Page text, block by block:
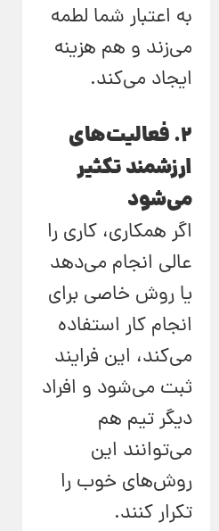
به اعتبار شما لطمه
می‌زند و هم هزینه
ایجاد می‌کند.
2. فعالیت‌های
ارزشمند تکثیر
می‌شود
اگر همکاری، کاری را
عالی انجام می‌دهد
یا روش خاصی برای
انجام کار استفاده
می‌کند، این فرایند
ثبت می‌شود و افراد
دیگر تیم هم
می‌توانند این
روش‌های خوب را
تکرار کنند.